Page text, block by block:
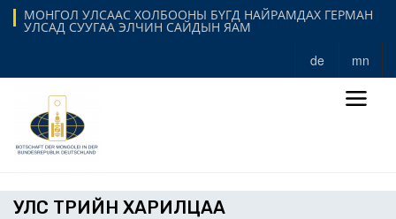
МОНГОЛ УЛСААС ХОЛБООНЫ БҮГД НАЙРАМДАХ ГЕРМАН
УЛСАД СУУГАА ЭЛЧИН САЙДЫН ЯАМ
de mn
УЛС ТӨРИЙН ХАРИЛЦАА